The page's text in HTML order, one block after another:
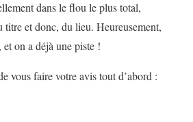
dans le flou le plus total,
titre et donc, du lieu. Heureusement,
et on a déjà une piste !
vous faire votre avis tout d’abord :